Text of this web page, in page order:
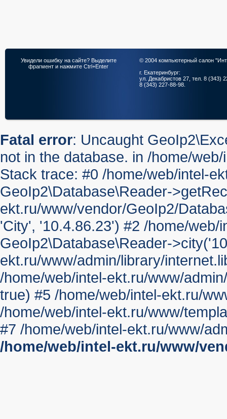
Увидели ошибку на сайте? Выделите
фрагмент и нажмите Ctrl+Enter
© 2004 компьютерный салон
г. Екатеринбург:
ул. Декабристов 27, тел. 8 (343)
8 (343) 227-88-98.
Fatal error: Uncaught
not in the database. in /home/
Stack trace: #0 /home/web/intel-
GeoIp2\Database\Reader-
ekt.ru/www/vendor/GeoIp2/
'City', '10.4.86.23') #2 /home/
GeoIp2\Database\Reader-
ekt.ru/www/admin/library/
/home/web/intel-ekt.ru/www/
true) #5 /home/web/intel-ekt.ru/
/home/web/intel-ekt.ru/www/
#7 /home/web/intel-ekt.ru/www/
/home/web/intel-ekt.ru/www/